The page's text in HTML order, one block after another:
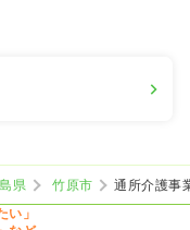
県 竹原市
通所介護事
い」